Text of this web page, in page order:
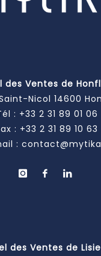
des Ventes de
Nicol 14600
: +33 2 31 89 01 06
: +33 2 31 89 10 63
:
des Ventes de